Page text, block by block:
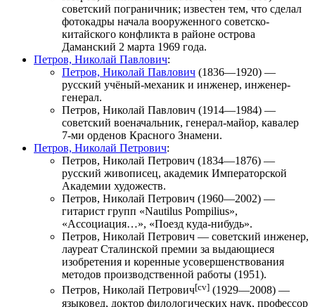
советский пограничник; известен тем, что сделал
фотокадры начала вооруженного советско-
китайского конфликта в районе острова
Даманский 2 марта 1969 года.
Петров, Николай Павлович:
Петров, Николай Павлович (1836—1920) —
русский учёный-механик и инженер, инженер-
генерал.
Петров, Николай Павлович (1914—1984) —
советский военачальник, генерал-майор, кавалер
7-ми орденов Красного Знамени.
Петров, Николай Петрович:
Петров, Николай Петрович (1834—1876) —
русский живописец, академик Императорской
Академии художеств.
Петров, Николай Петрович (1960—2002) —
гитарист групп «Nautilus Pompilius»,
«Ассоциация…», «Поезд куда-нибудь».
Петров, Николай Петрович — советский инженер,
лауреат Сталинской премии за выдающиеся
изобретения и коренные усовершенствования
методов производственной работы (1951).
Петров, Николай Петрович[cv] (1929—2008) —
языковед, доктор филологических наук, профессор